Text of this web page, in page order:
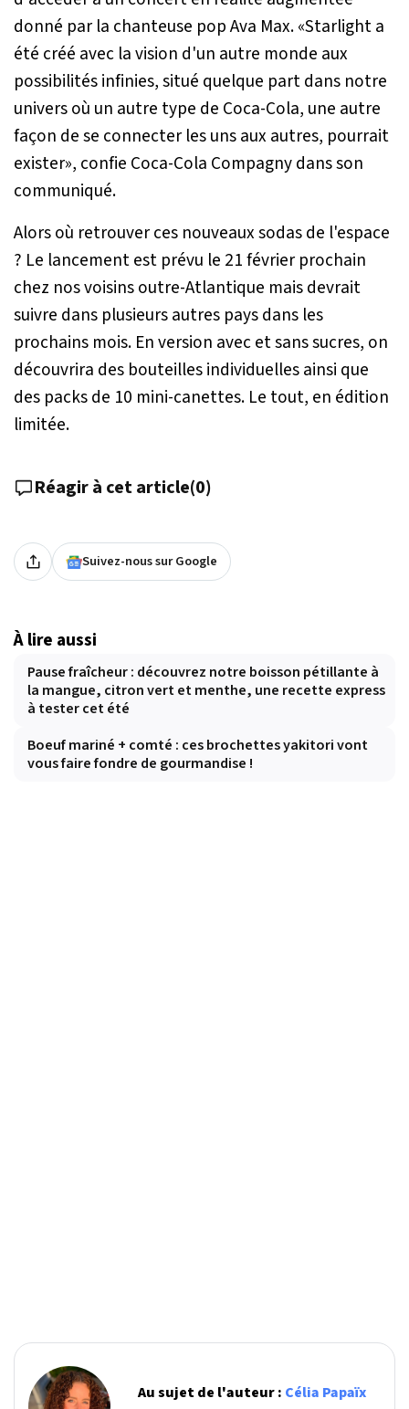
donné par la chanteuse pop Ava Max. «Starlight a
été créé avec la vision d'un autre monde aux
possibilités infinies, situé quelque part dans notre
univers où un autre type de Coca-Cola, une autre
façon de se connecter les uns aux autres, pourrait
exister», confie Coca-Cola Compagny dans son
communiqué.
Alors où retrouver ces nouveaux sodas de l'espace
? Le lancement est prévu le 21 février prochain
chez nos voisins outre-Atlantique mais devrait
suivre dans plusieurs autres pays dans les
prochains mois. En version avec et sans sucres, on
découvrira des bouteilles individuelles ainsi que
des packs de 10 mini-canettes. Le tout, en édition
limitée.
Réagir à cet article(0)
Suivez-nous sur Google
À lire aussi
Pause fraîcheur : découvrez notre boisson pétillante à
la mangue, citron vert et menthe, une recette express
à tester cet été
Boeuf mariné + comté : ces brochettes yakitori vont
vous faire fondre de gourmandise !
Au sujet de l'auteur : Célia Papaïx